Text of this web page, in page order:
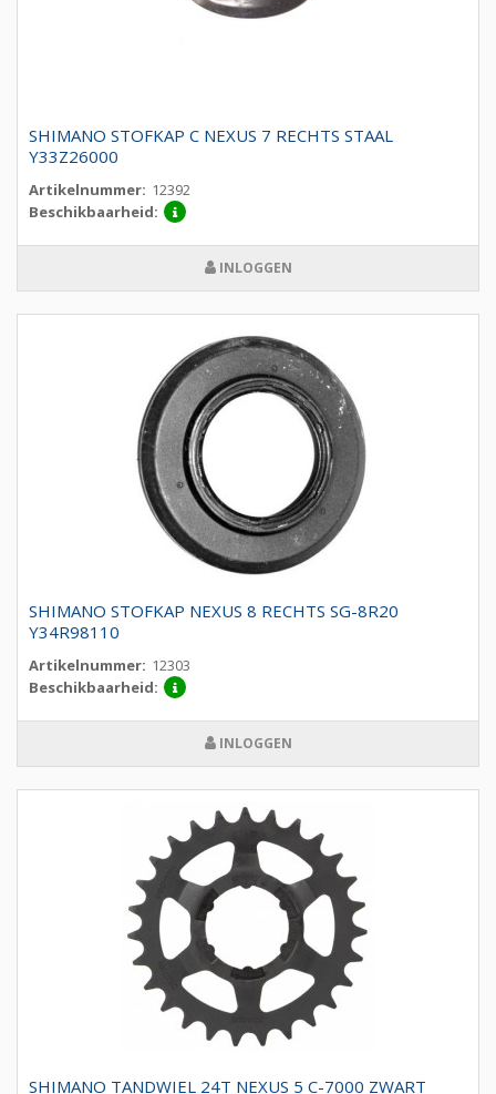
SHIMANO STOFKAP C NEXUS 7 RECHTS STAAL
Y33Z26000
Artikelnummer: 12392
Beschikbaarheid:
INLOGGEN
SHIMANO STOFKAP NEXUS 8 RECHTS SG-8R20
Y34R98110
Artikelnummer: 12303
Beschikbaarheid:
INLOGGEN
SHIMANO TANDWIEL 24T NEXUS 5 C-7000 ZWART